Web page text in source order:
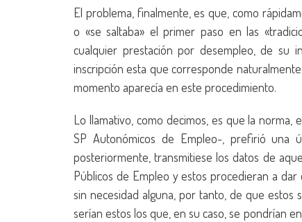
El problema, finalmente, es que, como
o «se saltaba» el primer paso en las
cualquier prestación por desempleo, de
inscripción esta que corresponde
momento aparecía en este procedimiento.
Lo llamativo, como decimos, es que la norma,
SP Autonómicos de Empleo-, prefirió una
posteriormente, transmitiese los datos de
Públicos de Empleo y estos procedieran a
sin necesidad alguna, por tanto, de que estos
serían estos los que, en su caso, se pondrían